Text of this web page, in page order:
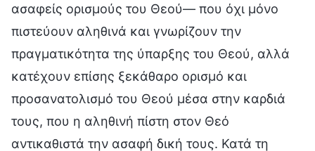
ασαφείς ορισμούς του Θεού— που όχι μόνο
πιστεύουν αληθινά και γνωρίζουν την
πραγματικότητα της ύπαρξης του Θεού, αλλά
κατέχουν επίσης ξεκάθαρο ορισμό και
προσανατολισμό του Θεού μέσα στην καρδιά
τους, που η αληθινή πίστη στον Θεό
αντικαθιστά την ασαφή δική τους. Κατά τη